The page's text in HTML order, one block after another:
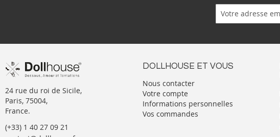
24 rue du roi de Sicile,
Paris, 75004,
France.
(+33) 1 40 27 09 21
DOLLHOUSE ET VOUS
Nous contacter
Votre compte
Informations personnelles
Vos commandes